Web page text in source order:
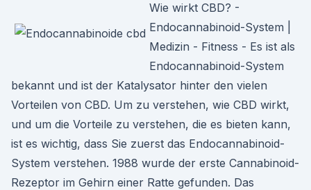
Wie wirkt CBD? -
Endocannabinoid-System |
Medizin - Fitness - Es ist als
Endocannabinoid-System
bekannt und ist der Katalysator hinter den vielen
Vorteilen von CBD. Um zu verstehen, wie CBD wirkt,
und um die Vorteile zu verstehen, die es bieten kann,
ist es wichtig, dass Sie zuerst das Endocannabinoid-
System verstehen. 1988 wurde der erste Cannabinoid-
Rezeptor im Gehirn einer Ratte gefunden. Das